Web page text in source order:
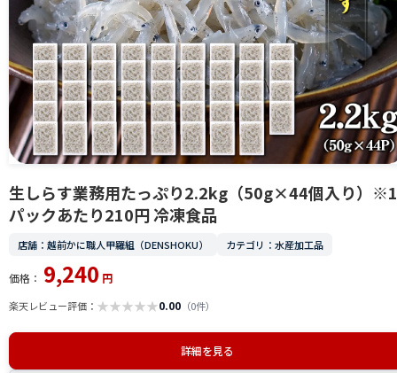
生しらす業務用たっぷり2.2kg（50g×44個入り）※1
パックあたり210円 冷凍食品
店舗：越前かに職人甲羅組（DENSHOKU） カテゴリ：水産加工品
価格： 9,240 円
楽天レビュー評価： ★★★★★0.00 （0件）
詳細を見る